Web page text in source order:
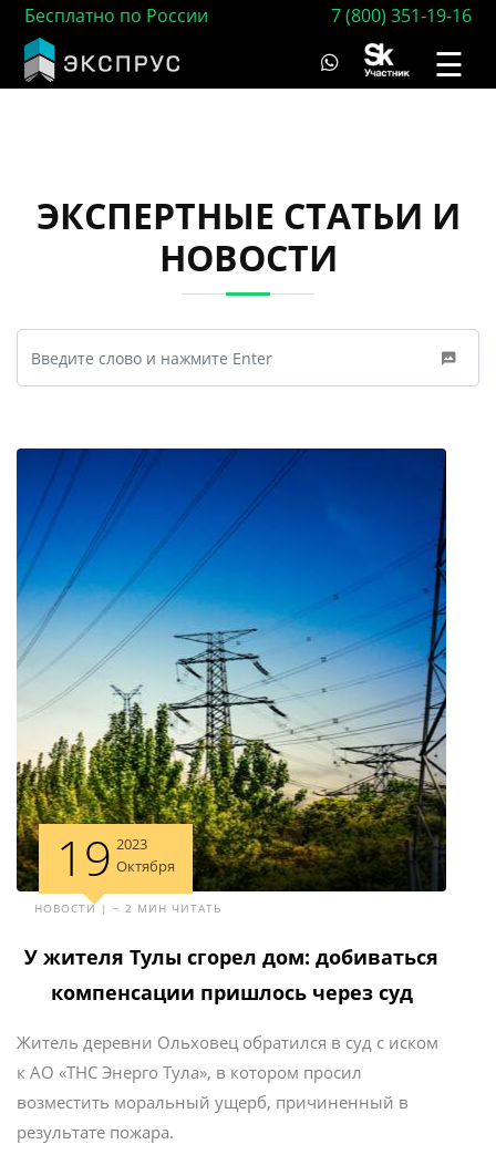
Бесплатно по России 7 (800) 351-19-16
☰
ЭКСПЕРТНЫЕ СТАТЬИ И
НОВОСТИ
19 2023
Октября
НОВОСТИ | ~ 2 МИН ЧИТАТЬ
У жителя Тулы сгорел дом: добиваться
компенсации пришлось через суд
Житель деревни Ольховец обратился в суд с иском
к АО «ТНС Энерго Тула», в котором просил
возместить моральный ущерб, причиненный в
результате пожара.